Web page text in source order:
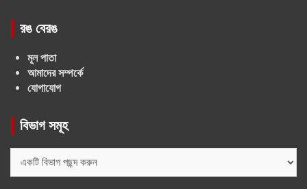
রঙ বেরঙ
মূল পাতা
আমাদের সম্পর্কে
যোগাযোগ
বিভাগ সমূহ